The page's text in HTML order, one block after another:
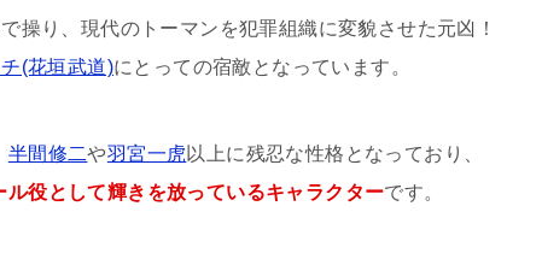
操り、現代のトーマンを犯罪組織に変貌させた元凶！
(花垣武道)にとっての宿敵となっています。
半間修二や羽宮一虎以上に残忍な性格となっており、
ル役として輝きを放っているキャラクターです。